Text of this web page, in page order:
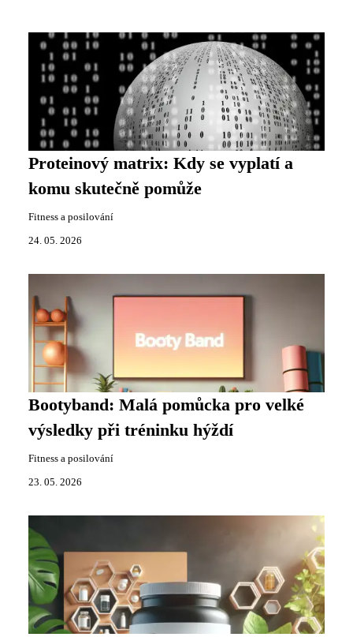
Proteinový matrix: Kdy se vyplatí a
komu skutečně pomůže
Fitness a posilování
24. 05. 2026
Bootyband: Malá pomůcka pro velké
výsledky při tréninku hýždí
Fitness a posilování
23. 05. 2026